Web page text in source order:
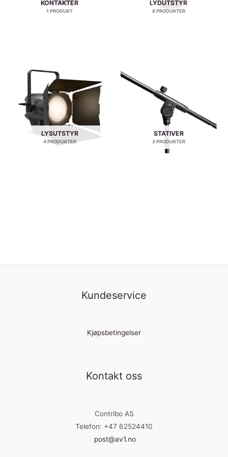
KONTAKTER
1 PRODUKT
LYDUTSTYR
8 PRODUKTER
LYSUTSTYR
4 PRODUKTER
STATIVER
3 PRODUKTER
Kundeservice
Kjøpsbetingelser
Kontakt oss
Contribo AS
Telefon: +47 62524410
post@av1.no